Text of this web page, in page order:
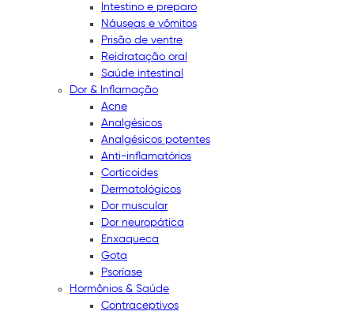
Intestino e preparo
Náuseas e vômitos
Prisão de ventre
Reidratação oral
Saúde intestinal
Dor & Inflamação
Acne
Analgésicos
Analgésicos potentes
Anti-inflamatórios
Corticoides
Dermatológicos
Dor muscular
Dor neuropática
Enxaqueca
Gota
Psoríase
Hormônios & Saúde
Contraceptivos